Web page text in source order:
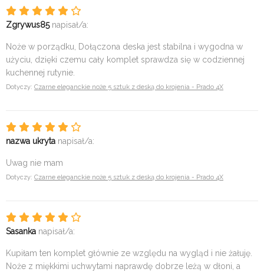
Zgrywus85napisał/a:
Noże w porządku, Dołączona deska jest stabilna i wygodna w
użyciu, dzięki czemu cały komplet sprawdza się w codziennej
kuchennej rutynie.
Dotyczy: Czarne eleganckie noże 5 sztuk z deską do krojenia - Prado 4X
nazwa ukryta napisał/a:
Uwag nie mam
Dotyczy: Czarne eleganckie noże 5 sztuk z deską do krojenia - Prado 4X
Sasanka napisał/a:
Kupiłam ten komplet głównie ze względu na wygląd i nie żałuję.
Noże z miękkimi uchwytami naprawdę dobrze leżą w dłoni, a